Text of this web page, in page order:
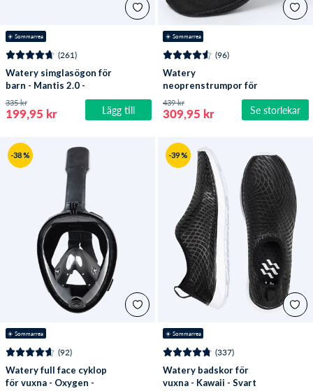
☀️ Sommarrea
Lägg till
(261)
Watery simglasögon för
barn - Mantis 2.0 -
Atlantic Rosa/klar
199,95 kr
335 kr
☀️ Sommarrea
Se storlekar
(96)
Watery
neoprenstrumpor för
öppet vatten - Reptile (3
mm) - Svart
309,95 kr
439 kr
-38 %
☀️ Sommarrea
(92)
Watery full face cyklop
för vuxna - Oxygen -
-39 %
☀️ Sommarrea
(337)
Watery badskor för
vuxna - Kawaii - Svart